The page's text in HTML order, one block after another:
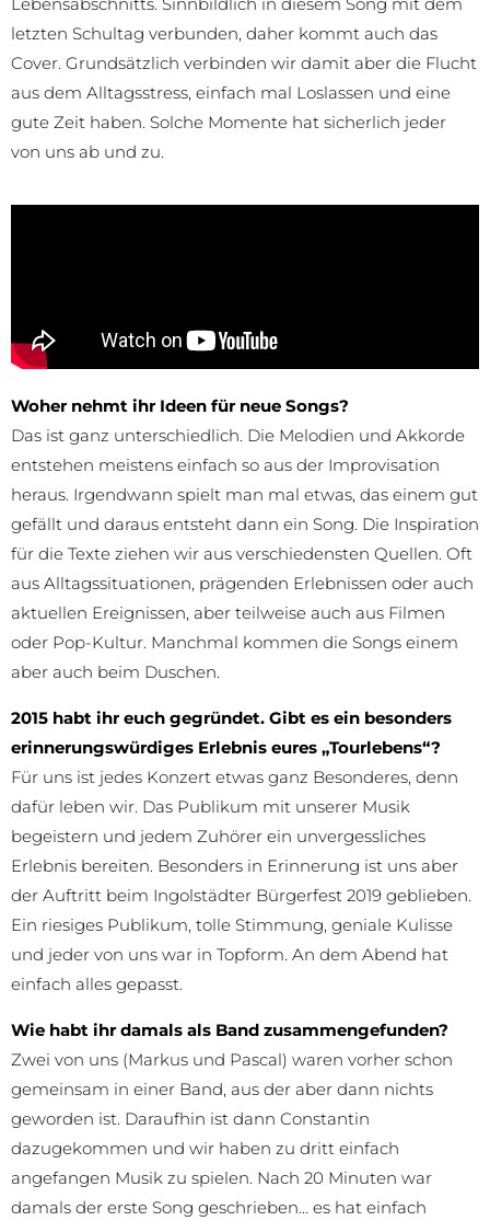
letzten Schultag verbunden, daher kommt auch das
Cover. Grundsätzlich verbinden wir damit aber die Flucht
aus dem Alltagsstress, einfach mal Loslassen und eine
gute Zeit haben. Solche Momente hat sicherlich jeder
von uns ab und zu.
Woher nehmt ihr Ideen für neue Songs?
Das ist ganz unterschiedlich. Die Melodien und Akkorde
entstehen meistens einfach so aus der Improvisation
heraus. Irgendwann spielt man mal etwas, das einem gut
gefällt und daraus entsteht dann ein Song. Die Inspiration
für die Texte ziehen wir aus verschiedensten Quellen. Oft
aus Alltagssituationen, prägenden Erlebnissen oder auch
aktuellen Ereignissen, aber teilweise auch aus Filmen
oder Pop-Kultur. Manchmal kommen die Songs einem
aber auch beim Duschen.
2015 habt ihr euch gegründet. Gibt es ein besonders
erinnerungswürdiges Erlebnis eures „Tourlebens“?
Für uns ist jedes Konzert etwas ganz Besonderes, denn
dafür leben wir. Das Publikum mit unserer Musik
begeistern und jedem Zuhörer ein unvergessliches
Erlebnis bereiten. Besonders in Erinnerung ist uns aber
der Auftritt beim Ingolstädter Bürgerfest 2019 geblieben.
Ein riesiges Publikum, tolle Stimmung, geniale Kulisse
und jeder von uns war in Topform. An dem Abend hat
einfach alles gepasst.
Wie habt ihr damals als Band zusammengefunden?
Zwei von uns (Markus und Pascal) waren vorher schon
gemeinsam in einer Band, aus der aber dann nichts
geworden ist. Daraufhin ist dann Constantin
dazugekommen und wir haben zu dritt einfach
angefangen Musik zu spielen. Nach 20 Minuten war
damals der erste Song geschrieben… es hat einfach